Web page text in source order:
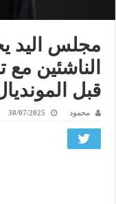
مجلس اليد
الناشئين مع
قبل
محمود 30/07/2025